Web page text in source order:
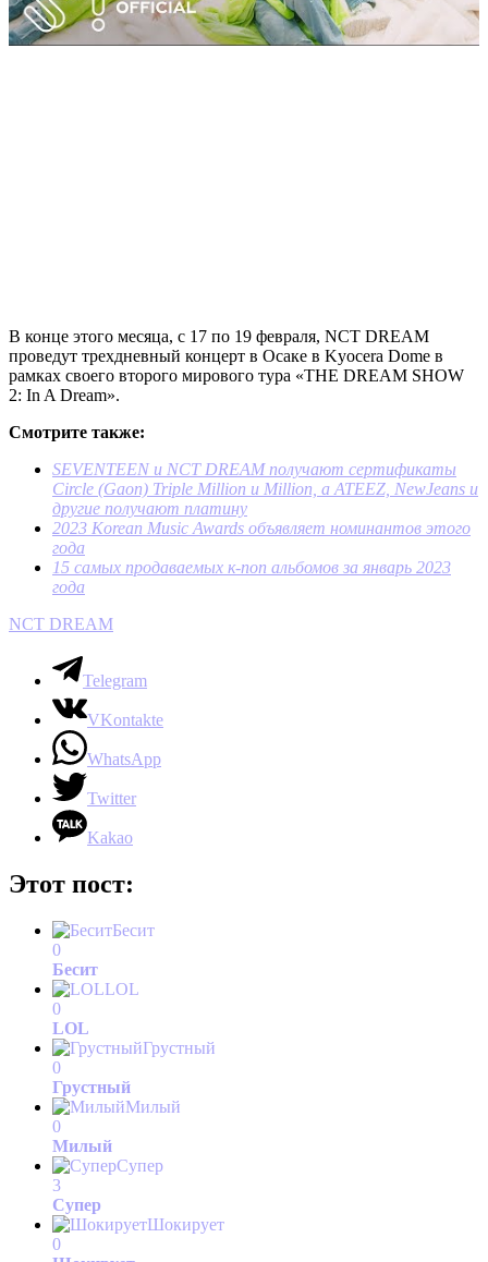
В конце этого месяца, с 17 по 19 февраля, NCT DREAM
проведут трехдневный концерт в Осаке в Kyocera Dome в
рамках своего второго мирового тура «THE DREAM SHOW
2: In A Dream».
Смотрите также:
SEVENTEEN и NCT DREAM получают сертификаты
Circle (Gaon) Triple Million и Million, а ATEEZ, NewJeans и
другие получают платину
2023 Korean Music Awards объявляет номинантов этого
года
15 самых продаваемых к-поп альбомов за январь 2023
года
NCT DREAM
Telegram
VKontakte
WhatsApp
Twitter
Kakao
Этот пост:
Бесит
0
Бесит
LOL
0
LOL
Грустный
0
Грустный
Милый
0
Милый
Супер
3
Супер
Шокирует
0